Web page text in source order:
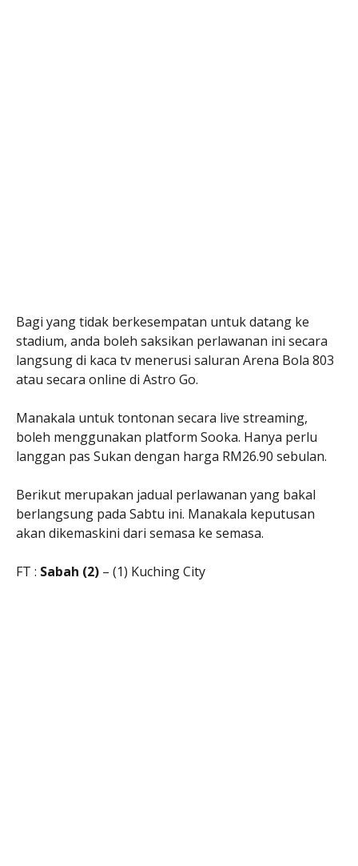
Bagi yang tidak berkesempatan untuk datang ke
stadium, anda boleh saksikan perlawanan ini secara
langsung di kaca tv menerusi saluran Arena Bola 803
atau secara online di Astro Go.
Manakala untuk tontonan secara live streaming,
boleh menggunakan platform Sooka. Hanya perlu
langgan pas Sukan dengan harga RM26.90 sebulan.
Berikut merupakan jadual perlawanan yang bakal
berlangsung pada Sabtu ini. Manakala keputusan
akan dikemaskini dari semasa ke semasa.
FT : Sabah (2) – (1) Kuching City